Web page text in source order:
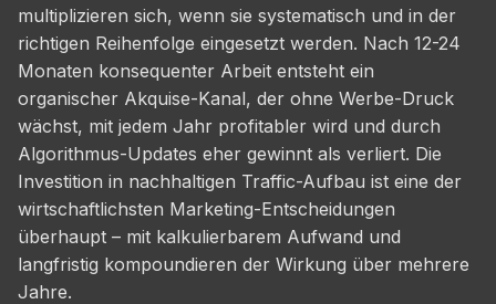
multiplizieren sich, wenn sie systematisch und in der
richtigen Reihenfolge eingesetzt werden. Nach 12-24
Monaten konsequenter Arbeit entsteht ein
organischer Akquise-Kanal, der ohne Werbe-Druck
wächst, mit jedem Jahr profitabler wird und durch
Algorithmus-Updates eher gewinnt als verliert. Die
Investition in nachhaltigen Traffic-Aufbau ist eine der
wirtschaftlichsten Marketing-Entscheidungen
überhaupt – mit kalkulierbarem Aufwand und
langfristig kompoundieren der Wirkung über mehrere
Jahre.